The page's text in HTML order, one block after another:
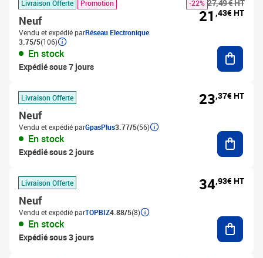
Livraison Offerte Promotion
Neuf
Vendu et expédié parRéseau Electronique
3.75/5(106)
En stock
Expédié sous 7 jours
27,49 € HT
-22%
21 ,43€ HT
Livraison Offerte
Neuf
Vendu et expédié parGpasPlus3.77/5(56)
En stock
Expédié sous 2 jours
23,37€ HT
Livraison Offerte
Neuf
Vendu et expédié parTOPBIZ4.88/5(8)
En stock
Expédié sous 3 jours
34,93€ HT